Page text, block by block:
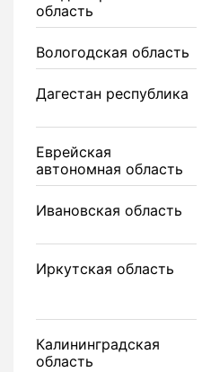
область
Вологодская область
Дагестан республика
Еврейская
автономная область
Ивановская область
Иркутская область
Калининградская
область